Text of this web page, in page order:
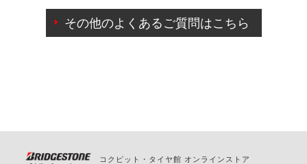
ご来店予約日の3営業日前を過ぎている場合のご予約
の日時変更につきましては、直接ご予約の店舗まで
その他のよくあるご質問はこちら
コクピット・タイヤ館 オンラインストア